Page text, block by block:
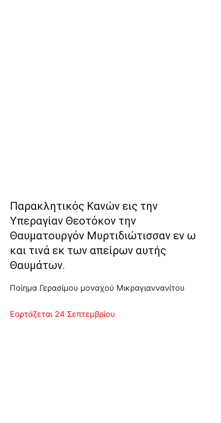
Παρακλητικός Κανών εις την
Υπεραγίαν Θεοτόκον την
Θαυματουργόν Μυρτιδιώτισσαν εν ω
και τινά εκ των απείρων αυτής
Θαυμάτων.
Ποίημα Γερασίμου μοναχού Μικραγιαννανίτου
Εορτάζεται 24 Σεπτεμβρίου